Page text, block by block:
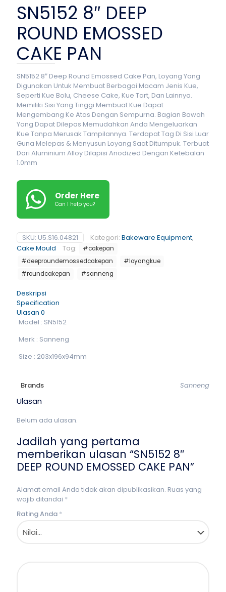
SN5152 8″ DEEP
ROUND EMOSSED
CAKE PAN
SN5152 8″ Deep Round Emossed Cake Pan, Loyang Yang
Digunakan Untuk Membuat Berbagai Macam Jenis Kue,
Seperti Kue Bolu, Cheese Cake, Kue Tart, Dan Lainnya.
Memiliki Sisi Yang Tinggi Membuat Kue Dapat
Mengembang Ke Atas Dengan Sempurna. Bagian Bawah
Yang Dapat Dilepas Memudahkan Anda Mengeluarkan
Kue Tanpa Merusak Tampilannya. Terdapat Tag Di Sisi Luar
Guna Melepas & Menyusun Loyang Saat Ditumpuk. Terbuat
Dari Aluminium Alloy Dilapisi Anodized Dengan Ketebalan
1.0mm
Order Here
Can I help you?
SKU: U5.S16.04821 Kategori: Bakeware Equipment,
Cake Mould
Tag:
#cakepan
#deeproundemossedcakepan
#loyangkue
#roundcakepan
#sanneng
Deskripsi
Specification
Ulasan 0
Model : SN5152
Merk : Sanneng
Size : 203x196x94mm
Brands Sanneng
Ulasan
Belum ada ulasan.
Jadilah yang pertama
memberikan ulasan “SN5152 8″
DEEP ROUND EMOSSED CAKE PAN”
Alamat email Anda tidak akan dipublikasikan. Ruas yang
wajib ditandai *
Rating Anda *